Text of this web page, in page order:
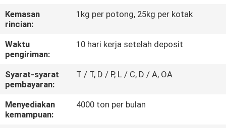
HUBUNGI
KAMI
BERITA
KASUS-
KASUS
Kemasan
rincian:
1kg per potong, 25kg per kotak
Waktu
pengiriman:
10 hari kerja setelah deposit
Syarat-syarat
pembayaran:
T / T, D / P, L / C, D / A, OA
Menyediakan
kemampuan:
4000 ton per bulan